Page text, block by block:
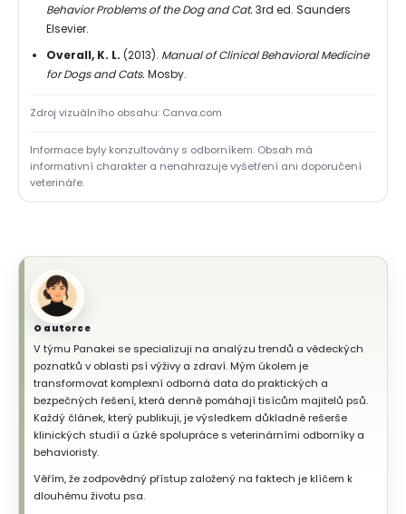
Behavior Problems of the Dog and Cat. 3rd ed. Saunders
Elsevier.
Overall, K. L. (2013). Manual of Clinical Behavioral Medicine
for Dogs and Cats. Mosby.
Zdroj vizuálního obsahu: Canva.com
Informace byly konzultovány s odborníkem. Obsah má
informativní charakter a nenahrazuje vyšetření ani doporučení
veterináře.
O autorce
V týmu Panakei se specializuji na analýzu trendů a vědeckých
poznatků v oblasti psí výživy a zdraví. Mým úkolem je
transformovat komplexní odborná data do praktických a
bezpečných řešení, která denně pomáhají tisícům majitelů psů.
Každý článek, který publikuji, je výsledkem důkladné rešerše
klinických studií a úzké spolupráce s veterinárními odborníky a
behavioristy.
Věřím, že zodpovědný přístup založený na faktech je klíčem k
dlouhému životu psa.